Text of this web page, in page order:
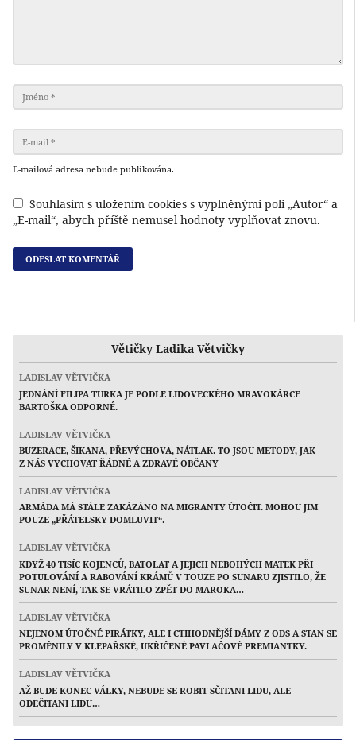
E-mailová adresa nebude publikována.
Souhlasím s uložením cookies s vyplněnými poli „Autor“ a
„E-mail“, abych příště nemusel hodnoty vyplňovat znovu.
Větičky Ladika Větvičky
LADISLAV VĚTVIČKA
JEDNÁNÍ FILIPA TURKA JE PODLE LIDOVECKÉHO MRAVOKÁRCE
BARTOŠKA ODPORNÉ.
LADISLAV VĚTVIČKA
BUZERACE, ŠIKANA, PŘEVÝCHOVA, NÁTLAK. TO JSOU METODY, JAK
Z NÁS VYCHOVAT ŘÁDNÉ A ZDRAVÉ OBČANY
LADISLAV VĚTVIČKA
ARMÁDA MÁ STÁLE ZAKÁZÁNO NA MIGRANTY ÚTOČIT. MOHOU JIM
POUZE „PŘÁTELSKY DOMLUVIT“.
LADISLAV VĚTVIČKA
KDYŽ 40 TISÍC KOJENCŮ, BATOLAT A JEJICH NEBOHÝCH MATEK PŘI
POTULOVÁNÍ A RABOVÁNÍ KRÁMŮ V TOUZE PO SUNARU ZJISTILO, ŽE
SUNAR NENÍ, TAK SE VRÁTILO ZPĚT DO MAROKA…
LADISLAV VĚTVIČKA
NEJENOM ÚTOČNÉ PIRÁTKY, ALE I CTIHODNĚJŠÍ DÁMY Z ODS A STAN SE
PROMĚNILY V KLEPAŘSKÉ, UKŘIČENÉ PAVLAČOVÉ PREMIANTKY.
LADISLAV VĚTVIČKA
AŽ BUDE KONEC VÁLKY, NEBUDE SE ROBIT SČITANI LIDU, ALE
ODEČITANI LIDU…